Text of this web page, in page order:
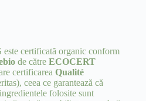
este certificată organic conform
de către ECOCERT
certificarea Qualité
ceea ce garantează că
folosite sunt